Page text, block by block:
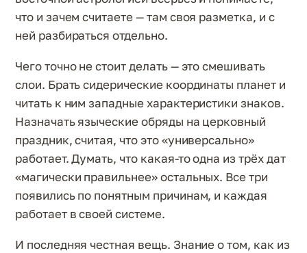
что и зачем считаете — там своя разметка, и с
ней разбираться отдельно.
Чего точно не стоит делать — это смешивать
слои. Брать сидерические координаты планет и
читать к ним западные характеристики знаков.
Назначать языческие обряды на церковный
праздник, считая, что это «универсально»
работает. Думать, что какая-то одна из трёх дат
«магически правильнее» остальных. Все три
появились по понятным причинам, и каждая
работает в своей системе.
И последняя честная вещь. Знание о том, как из